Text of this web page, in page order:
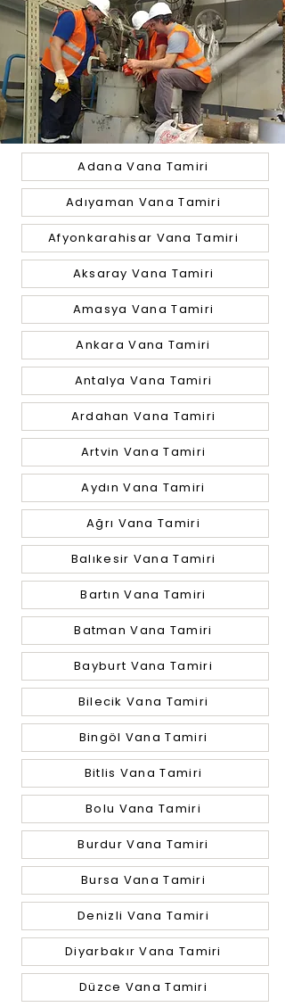
Adana Vana Tamiri
Adıyaman Vana Tamiri
Afyonkarahisar Vana Tamiri
Aksaray Vana Tamiri
Amasya Vana Tamiri
Ankara Vana Tamiri
Antalya Vana Tamiri
Ardahan Vana Tamiri
Artvin Vana Tamiri
Aydın Vana Tamiri
Ağrı Vana Tamiri
Balıkesir Vana Tamiri
Bartın Vana Tamiri
Batman Vana Tamiri
Bayburt Vana Tamiri
Bilecik Vana Tamiri
Bingöl Vana Tamiri
Bitlis Vana Tamiri
Bolu Vana Tamiri
Burdur Vana Tamiri
Bursa Vana Tamiri
Denizli Vana Tamiri
Diyarbakır Vana Tamiri
Düzce Vana Tamiri